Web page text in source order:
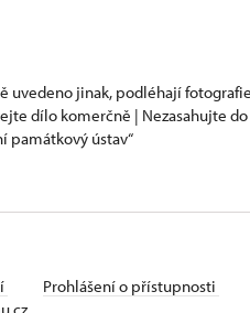
uvedeno jinak, podléhají
dílo komerčně | Nezasahujte
památkový ústav“
Prohlášení o přístupnosti